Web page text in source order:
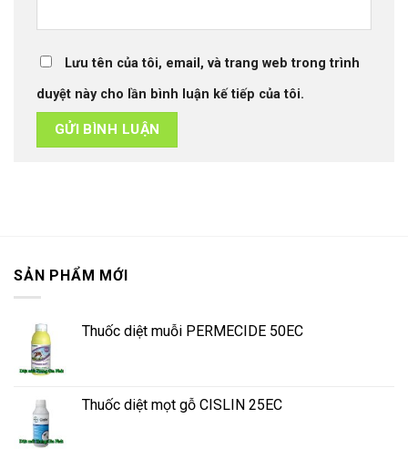
Lưu tên của tôi, email, và trang web trong trình
duyệt này cho lần bình luận kế tiếp của tôi.
SẢN PHẨM MỚI
Thuốc diệt muỗi PERMECIDE 50EC
Thuốc diệt mọt gỗ CISLIN 25EC